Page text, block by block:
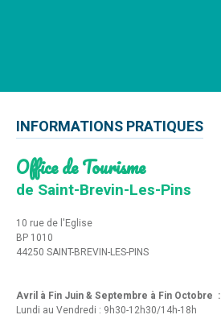
INFORMATIONS PRATIQUES
Office de Tourisme
de Saint-Brevin-Les-Pins
10 rue de l'Eglise
BP 1010
44250 SAINT-BREVIN-LES-PINS
Avril à Fin Juin & Septembre à Fin Octobre :
Lundi au Vendredi : 9h30-12h30/14h-18h